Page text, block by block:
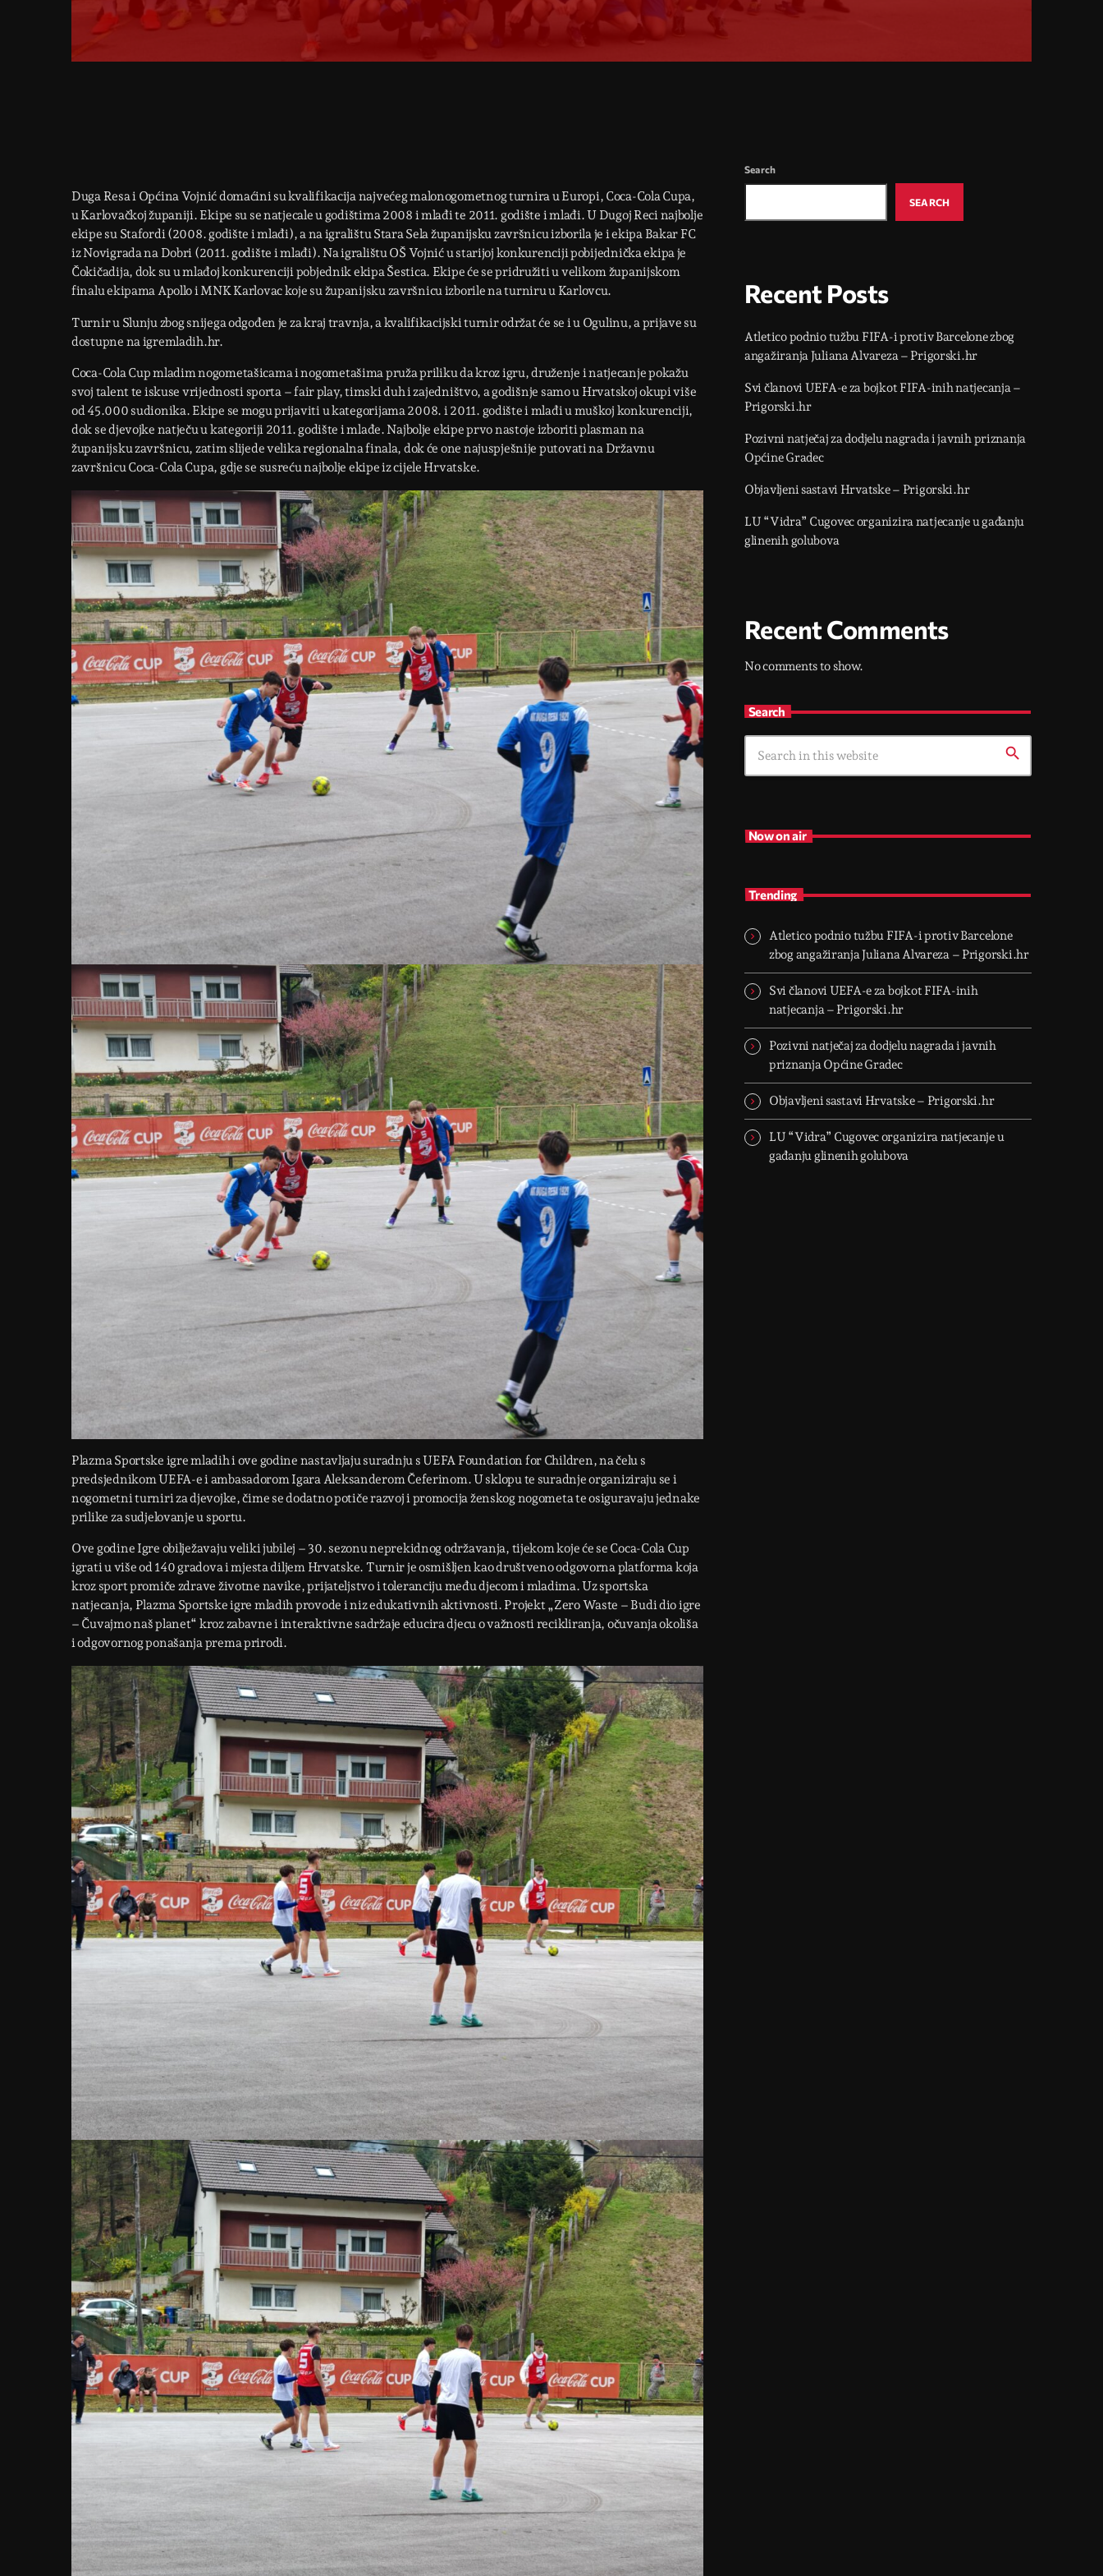
Duga Resa i Općina Vojnić domaćini su kvalifikacija najvećeg malonogometnog turnira u Europi, Coca-Cola Cupa,
u Karlovačkoj županiji. Ekipe su se natjecale u godištima 2008 i mlađi te 2011. godište i mlađi. U Dugoj Reci najbolje
ekipe su Stafordi (2008. godište i mlađi), a na igralištu Stara Sela županijsku završnicu izborila je i ekipa Bakar FC
iz Novigrada na Dobri (2011. godište i mlađi). Na igralištu OŠ Vojnić u starijoj konkurenciji pobijednička ekipa je
Čokičadija, dok su u mlađoj konkurenciji pobjednik ekipa Šestica. Ekipe će se pridružiti u velikom županijskom
finalu ekipama Apollo i MNK Karlovac koje su županijsku završnicu izborile na turniru u Karlovcu.
Turnir u Slunju zbog snijega odgođen je za kraj travnja, a kvalifikacijski turnir održat će se i u Ogulinu, a prijave su
dostupne na igremladih.hr.
Coca-Cola Cup mladim nogometašicama i nogometašima pruža priliku da kroz igru, druženje i natjecanje pokažu
svoj talent te iskuse vrijednosti sporta – fair play, timski duh i zajedništvo, a godišnje samo u Hrvatskoj okupi više
od 45.000 sudionika. Ekipe se mogu prijaviti u kategorijama 2008. i 2011. godište i mlađi u muškoj konkurenciji,
dok se djevojke natječu u kategoriji 2011. godište i mlađe. Najbolje ekipe prvo nastoje izboriti plasman na
županijsku završnicu, zatim slijede velika regionalna finala, dok će one najuspješnije putovati na Državnu
završnicu Coca-Cola Cupa, gdje se susreću najbolje ekipe iz cijele Hrvatske.
Plazma Sportske igre mladih i ove godine nastavljaju suradnju s UEFA Foundation for Children, na čelu s
predsjednikom UEFA-e i ambasadorom Igara Aleksanderom Čeferinom. U sklopu te suradnje organiziraju se i
nogometni turniri za djevojke, čime se dodatno potiče razvoj i promocija ženskog nogometa te osiguravaju jednake
prilike za sudjelovanje u sportu.
Ove godine Igre obilježavaju veliki jubilej – 30. sezonu neprekidnog održavanja, tijekom koje će se Coca-Cola Cup
igrati u više od 140 gradova i mjesta diljem Hrvatske. Turnir je osmišljen kao društveno odgovorna platforma koja
kroz sport promiče zdrave životne navike, prijateljstvo i toleranciju među djecom i mladima. Uz sportska
natjecanja, Plazma Sportske igre mladih provode i niz edukativnih aktivnosti. Projekt „Zero Waste – Budi dio igre
– Čuvajmo naš planet“ kroz zabavne i interaktivne sadržaje educira djecu o važnosti recikliranja, očuvanja okoliša
i odgovornog ponašanja prema prirodi.
Search
SEARCH
Recent Posts
Atletico podnio tužbu FIFA-i protiv Barcelone zbog
angažiranja Juliana Alvareza – Prigorski.hr
Svi članovi UEFA-e za bojkot FIFA-inih natjecanja –
Prigorski.hr
Pozivni natječaj za dodjelu nagrada i javnih priznanja
Općine Gradec
Objavljeni sastavi Hrvatske – Prigorski.hr
LU “Vidra” Cugovec organizira natjecanje u gađanju
glinenih golubova
Recent Comments
No comments to show.
Search
search
Now on air
Trending
Atletico podnio tužbu FIFA-i protiv Barcelone
zbog angažiranja Juliana Alvareza – Prigorski.hr
Svi članovi UEFA-e za bojkot FIFA-inih
natjecanja – Prigorski.hr
Pozivni natječaj za dodjelu nagrada i javnih
priznanja Općine Gradec
Objavljeni sastavi Hrvatske – Prigorski.hr
LU “Vidra” Cugovec organizira natjecanje u
gađanju glinenih golubova